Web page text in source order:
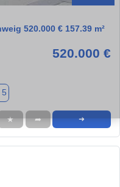
520.000 € 157.39 m²
520.000 €
★ ➦ ➜